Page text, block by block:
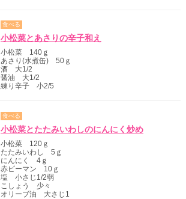
食べる
小松菜とあさりの辛子和え
小松菜 140ｇ
あさり(水煮缶) 50ｇ
酒 大1/2
醤油 大1/2
練り辛子 小2/5
食べる
小松菜とたたみいわしのにんにく炒め
小松菜 120ｇ
たたみいわし 5ｇ
にんにく 4ｇ
赤ピーマン 10ｇ
塩 小さじ1/2弱
こしょう 少々
オリーブ油 大さじ1